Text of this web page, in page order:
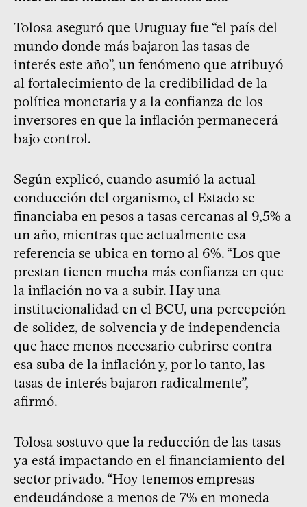
Tolosa aseguró que Uruguay fue “el país del
mundo donde más bajaron las tasas de
interés este año”, un fenómeno que atribuyó
al fortalecimiento de la credibilidad de la
política monetaria y a la confianza de los
inversores en que la inflación permanecerá
bajo control.
Según explicó, cuando asumió la actual
conducción del organismo, el Estado se
financiaba en pesos a tasas cercanas al 9,5% a
un año, mientras que actualmente esa
referencia se ubica en torno al 6%. “Los que
prestan tienen mucha más confianza en que
la inflación no va a subir. Hay una
institucionalidad en el BCU, una percepción
de solidez, de solvencia y de independencia
que hace menos necesario cubrirse contra
esa suba de la inflación y, por lo tanto, las
tasas de interés bajaron radicalmente”,
afirmó.
Tolosa sostuvo que la reducción de las tasas
ya está impactando en el financiamiento del
sector privado. “Hoy tenemos empresas
endeudándose a menos de 7% en moneda